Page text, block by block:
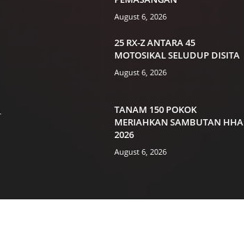
August 6, 2026
25 RX-Z ANTARA 45
MOTOSIKAL SELUDUP DISITA
August 6, 2026
TANAM 150 POKOK
MERIAHKAN SAMBUTAN HHA
2026
August 6, 2026